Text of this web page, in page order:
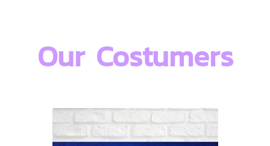
Our Costumers